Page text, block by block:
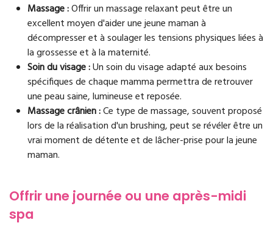
Massage :Offrir un massage relaxant peut être un
excellent moyen d'aider une jeune maman à
décompresser et à soulager les tensions physiques liées à
la grossesse et à la maternité.
Soin du visage :Un soin du visage adapté aux besoins
spécifiques de chaque mamma permettra de retrouver
une peau saine, lumineuse et reposée.
Massage crânien :Ce type de massage, souvent proposé
lors de la réalisation d'un brushing, peut se révéler être un
vrai moment de détente et de lâcher-prise pour la jeune
maman.
Offrir une journée ou une après-midi
spa